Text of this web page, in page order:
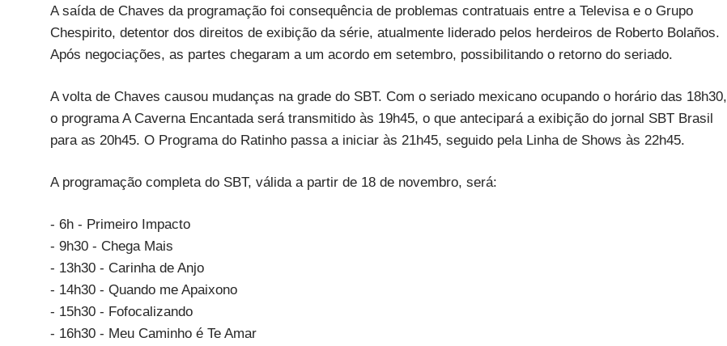
A saída de Chaves da programação foi consequência de problemas contratuais entre a Televisa e o Grupo
Chespirito, detentor dos direitos de exibição da série, atualmente liderado pelos herdeiros de Roberto Bolaños.
Após negociações, as partes chegaram a um acordo em setembro, possibilitando o retorno do seriado.
A volta de Chaves causou mudanças na grade do SBT. Com o seriado mexicano ocupando o horário das 18h30,
o programa A Caverna Encantada será transmitido às 19h45, o que antecipará a exibição do jornal SBT Brasil
para as 20h45. O Programa do Ratinho passa a iniciar às 21h45, seguido pela Linha de Shows às 22h45.
A programação completa do SBT, válida a partir de 18 de novembro, será:
- 6h - Primeiro Impacto
- 9h30 - Chega Mais
- 13h30 - Carinha de Anjo
- 14h30 - Quando me Apaixono
- 15h30 - Fofocalizando
- 16h30 - Meu Caminho é Te Amar